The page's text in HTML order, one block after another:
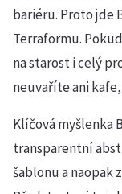
bariéru. Proto jde
Terraformu.
na starost i celý
neuvaříte ani
Klíčová myšlenka
transparentní
šablonu a naopak